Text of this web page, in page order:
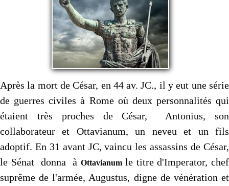
Après la mort de César, en 44 av. JC., il y eut une série
de guerres civiles à Rome où deux personnalités qui
étaient très proches de César, Antonius, son
collaborateur et Ottavianum, un neveu et un fils
adoptif. En 31 avant JC, vaincu les assassins de César,
le Sénat donna à Ottavianumle titre d'Imperator, chef
suprême de l'armée, Augustus, digne de vénération et